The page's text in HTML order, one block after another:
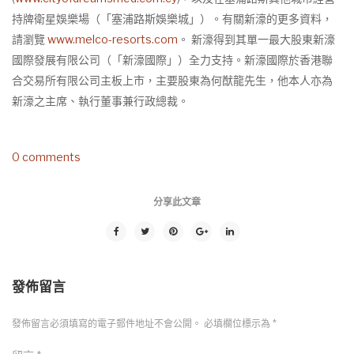
持牌衛星娛樂場（「塞浦路斯娛樂城」）。有關新濠的更多資料，
請瀏覽www.melco-resorts.com 。 新濠得到其單一最大股東新濠
國際發展有限公司（「新濠國際」）全力支持。新濠國際於香港聯
合交易所有限公司主板上市，主要股東為何猷龍先生，他本人亦為
新濠之主席、執行董事兼行政總裁。
0 comments
分享此文章
發佈留言
發佈留言必須填寫的電子郵件地址不會公開。 必填欄位標示為 *